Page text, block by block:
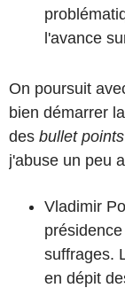
l'avance
On poursuit
bien démarrer
des bullet points
j'abuse un peu
Vladimir
suffrages.
en dépit